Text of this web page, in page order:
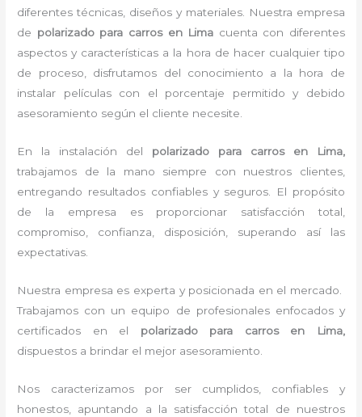
diferentes técnicas, diseños y materiales. Nuestra empresa
de polarizado para carros en Lima cuenta con diferentes
aspectos y características a la hora de hacer cualquier tipo
de proceso, disfrutamos del conocimiento a la hora de
instalar películas con el porcentaje permitido y debido
asesoramiento según el cliente necesite.
En la instalación del polarizado para carros
en Lima,
trabajamos de la mano siempre con nuestros clientes,
entregando resultados confiables y seguros. El propósito
de la empresa es proporcionar satisfacción total,
compromiso, confianza, disposición, superando así las
expectativas.
Nuestra empresa es experta y posicionada en el mercado.
Trabajamos con un equipo de profesionales enfocados y
certificados en el polarizado para carros en Lima,
dispuestos a brindar el mejor asesoramiento.
Nos caracterizamos por ser cumplidos, confiables y
honestos, apuntando a la satisfacción total de nuestros